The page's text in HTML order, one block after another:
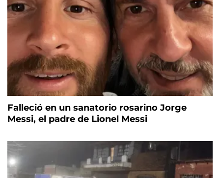
Falleció en un sanatorio rosarino Jorge
Messi, el padre de Lionel Messi